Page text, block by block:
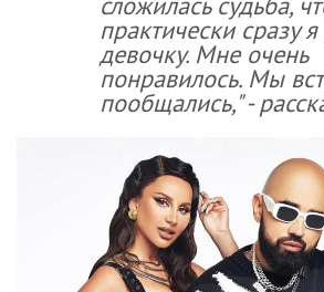
практически сразу
девочку. Мне очень
понравилось. Мы
пообщались," -